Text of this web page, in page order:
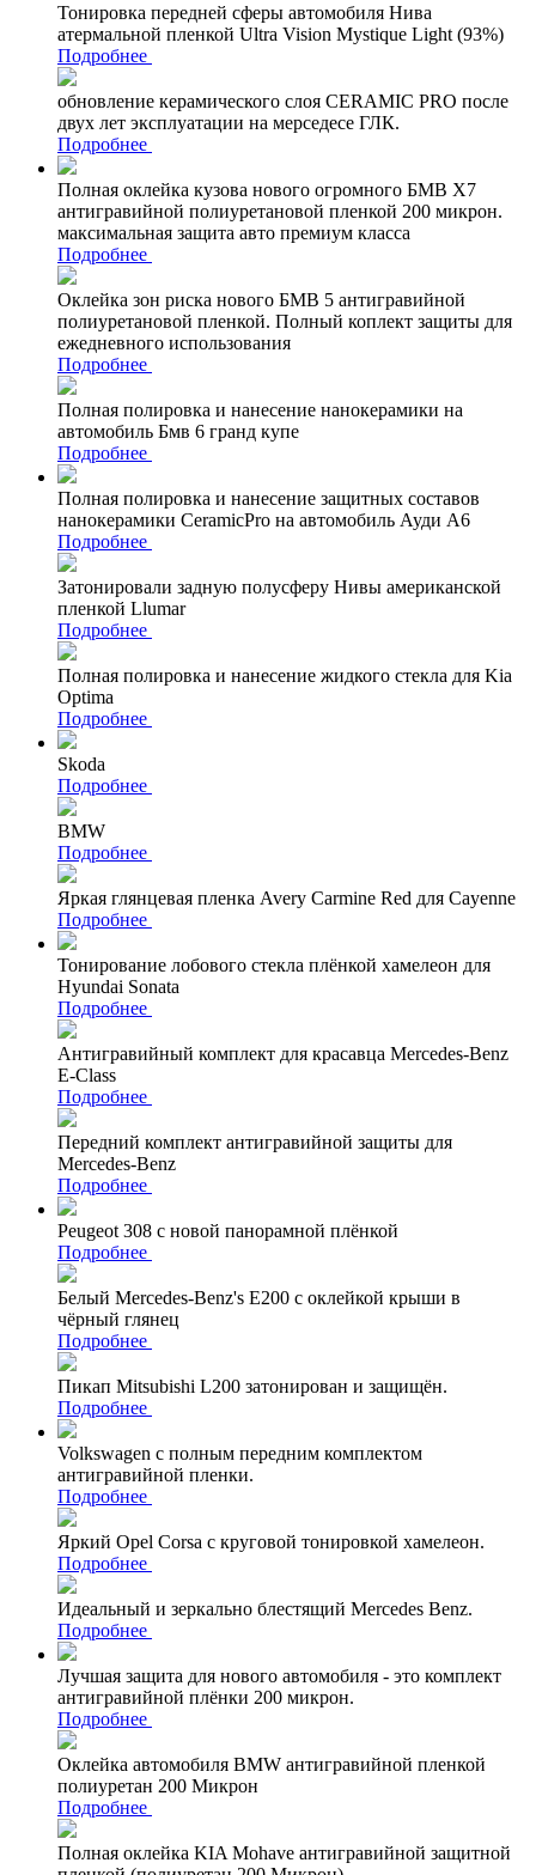
Тонировка передней сферы автомобиля Нива
атермальной пленкой Ultra Vision Mystique Light (93%)
Подробнее
обновление керамического слоя CERAMIC PRO после
двух лет эксплуатации на мерседесе ГЛК.
Подробнее
Полная оклейка кузова нового огромного БМВ Х7
антигравийной полиуретановой пленкой 200 микрон.
максимальная защита авто премиум класса
Подробнее
Оклейка зон риска нового БМВ 5 антигравийной
полиуретановой пленкой. Полный коплект защиты для
ежедневного использования
Подробнее
Полная полировка и нанесение нанокерамики на
автомобиль Бмв 6 гранд купе
Подробнее
Полная полировка и нанесение защитных составов
нанокерамики CeramicPro на автомобиль Ауди А6
Подробнее
Затонировали задную полусферу Нивы американской
пленкой Llumar
Подробнее
Полная полировка и нанесение жидкого стекла для Kia
Optima
Подробнее
Skoda
Подробнее
BMW
Подробнее
Яркая глянцевая пленка Avery Carmine Red для Cayenne
Подробнее
Тонирование лобового стекла плёнкой хамелеон для
Hyundai Sonata
Подробнее
Антигравийный комплект для красавца Mercedes-Benz
E-Class
Подробнее
Передний комплект антигравийной защиты для
Mercedes-Benz
Подробнее
Peugeot 308 с новой панорамной плёнкой
Подробнее
Белый Mercedes-Benz's Е200 с оклейкой крыши в
чёрный глянец
Подробнее
Пикап Mitsubishi L200 затонирован и защищён.
Подробнее
Volkswagen с полным передним комплектом
антигравийной пленки.
Подробнее
Яркий Opel Corsa с круговой тонировкой хамелеон.
Подробнее
Идеальный и зеркально блестящий Mercedes Benz.
Подробнее
Лучшая защита для нового автомобиля - это комплект
антигравийной плёнки 200 микрон.
Подробнее
Оклейка автомобиля BMW антигравийной пленкой
полиуретан 200 Микрон
Подробнее
Полная оклейка KIA Mohave антигравийной защитной